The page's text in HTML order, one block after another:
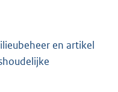
en artikel